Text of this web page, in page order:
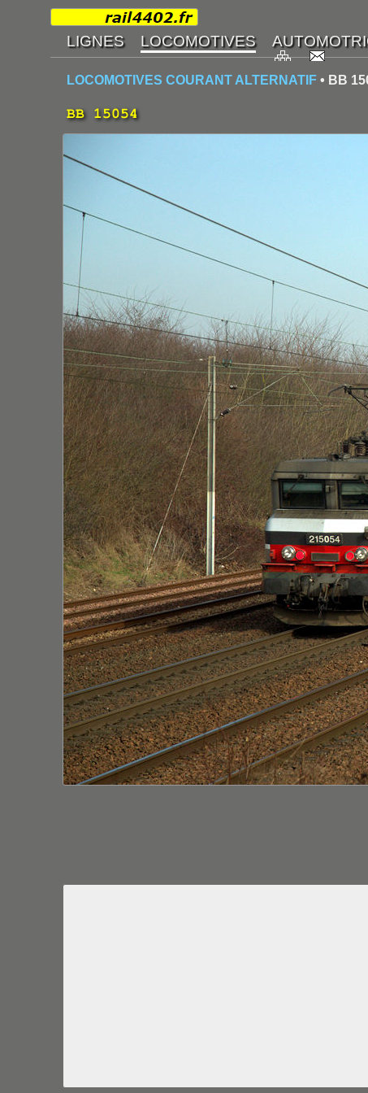
LOCOMOTIVES COURANT ALTERNATIF • BB
BB 15054